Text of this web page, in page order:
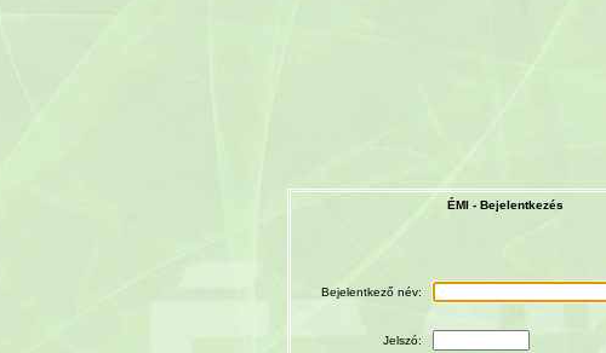
ÉMI - Bejelentkezés
Bejelentkező név:
Jelszó: